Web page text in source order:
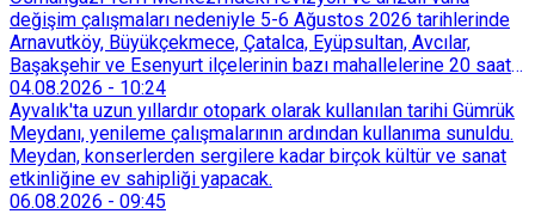
değişim çalışmaları nedeniyle 5-6 Ağustos 2026 tarihlerinde
Arnavutköy, Büyükçekmece, Çatalca, Eyüpsultan, Avcılar,
Başakşehir ve Esenyurt ilçelerinin bazı mahallelerine 20 saat
süreyle su verilemeyecek.
04.08.2026 - 10:24
Ayvalık'ta uzun yıllardır otopark olarak kullanılan tarihi Gümrük
Meydanı, yenileme çalışmalarının ardından kullanıma sunuldu.
Meydan, konserlerden sergilere kadar birçok kültür ve sanat
etkinliğine ev sahipliği yapacak.
06.08.2026 - 09:45